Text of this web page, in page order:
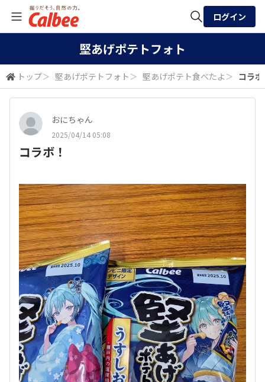
検索
ログイン
堅あげポテトフォト
トップ＞ 堅あげポテトフォト ＞ 堅あげポテト食べたよ ＞ コラ
おにちゃん
2025/04/14 05:08
コラボ！